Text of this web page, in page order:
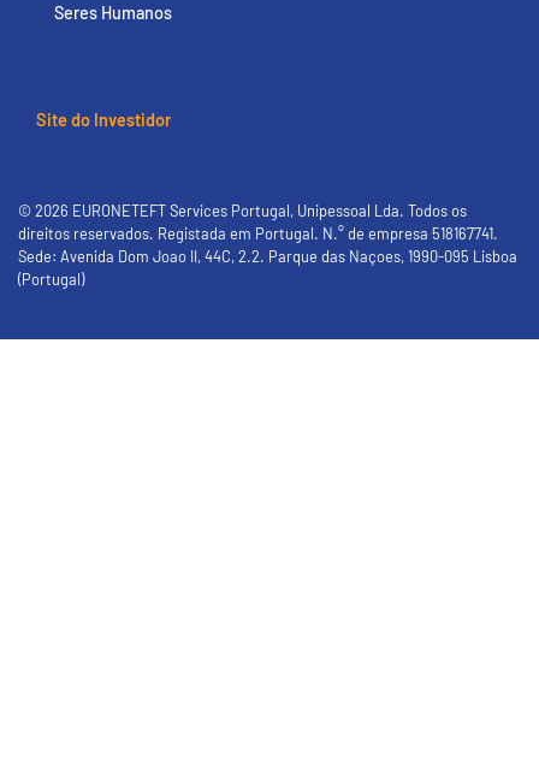
Seres Humanos
Site do Investidor
© 2026 EURONETEFT Services Portugal, Unipessoal Lda. Todos os
direitos reservados. Registada em Portugal. N.° de empresa 518167741.
Sede: Avenida Dom Joao II, 44C, 2.2. Parque das Naçoes, 1990-095 Lisboa
(Portugal)